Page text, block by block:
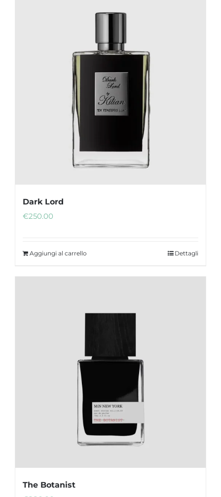
Dark Lord
€250.00
Aggiungi al carrello Dettagli
The Botanist